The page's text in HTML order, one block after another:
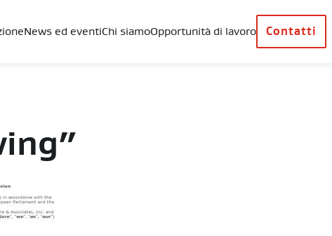
News ed eventiChi siamoOpportunità di lavoro Contatti